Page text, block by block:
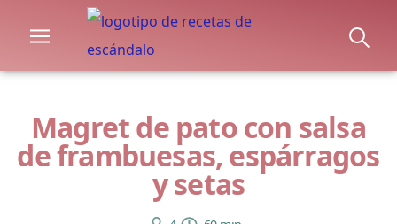
Magret de pato con salsa
de frambuesas, espárragos
y setas